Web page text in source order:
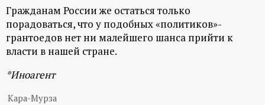
т
а
л
Гражданам России же остаться только
порадоваться, что у подобных «политиков»-
грантоедов нет ни малейшего шанса прийти к
власти в нашей стране.
*Иноагент
Кара-Мурза